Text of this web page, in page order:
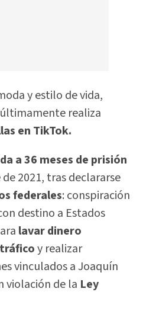
y estilo de vida,
realiza
en TikTok.
a 36 meses de prisión
2021, tras declararse
federales: conspiración
destino a Estados
lavar dinero
y realizar
vinculados a Joaquín
violación de la Ley